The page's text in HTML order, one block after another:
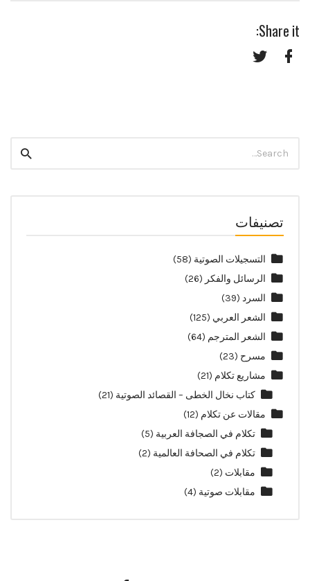
Share it:
for:
تصنيفات
التسجيلات الصوتية (58)
الرسائل والفكر (26)
السرد (39)
الشعر العربي (125)
الشعر المترجم (64)
مسرح (23)
مشاريع تكلام (21)
كتاب نخال الخطى – القصائد الصوتية (21)
مقالات عن تكلام (12)
تكلام في الصجافة العربية (5)
تكلام في الصحافة العالمية (2)
مقابلات (2)
مقابلات صوتية (4)